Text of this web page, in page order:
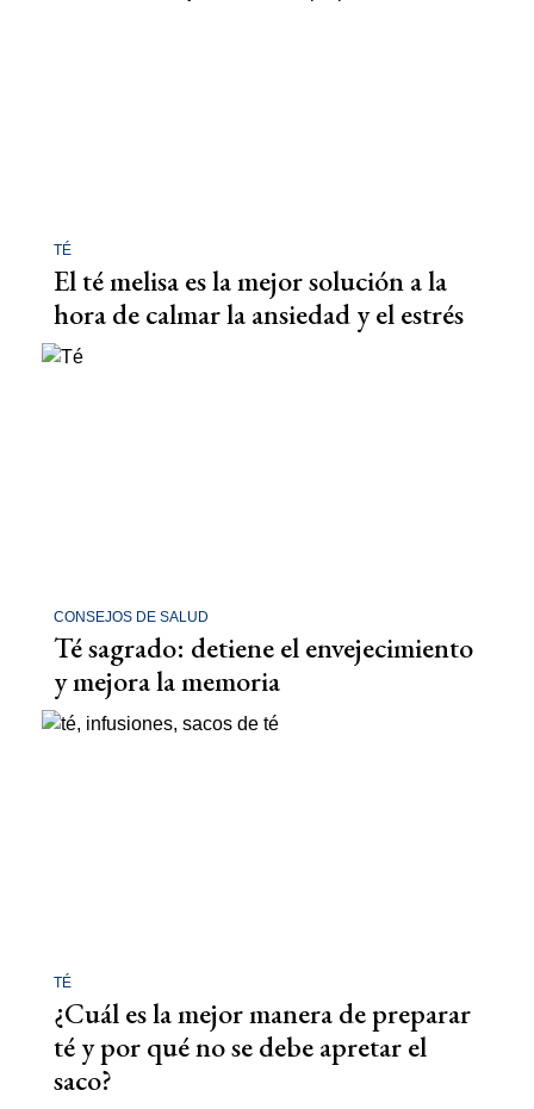
TÉ
El té melisa es la mejor solución a la
hora de calmar la ansiedad y el estrés
CONSEJOS DE SALUD
Té sagrado: detiene el envejecimiento
y mejora la memoria
TÉ
¿Cuál es la mejor manera de preparar
té y por qué no se debe apretar el
saco?